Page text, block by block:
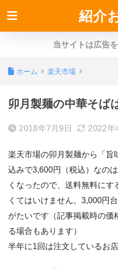
紹介
当サイトは広告
ホーム 楽天市場
卯月製麺の中華そば
2018年7月9日 2022年
楽天市場の卯月製麺から「旨
込みで3,600円（税込）なの
くなったので、送料無料に
くてはいけません。3,000円
がたいです（記事掲載時の価
る場合もあります）
半年に1回は注文しているお店